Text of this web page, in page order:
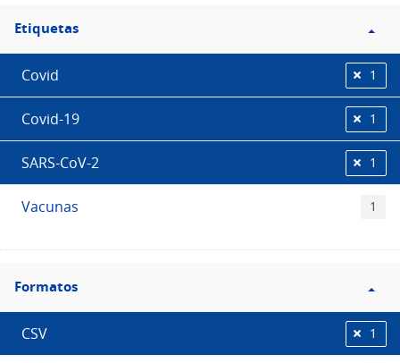
Filtro
Etiquetas
Etiquetas
Covid 1
Covid-19 1
SARS-CoV-2 1
Vacunas 1
Filtro
Formatos
Formatos
CSV 1